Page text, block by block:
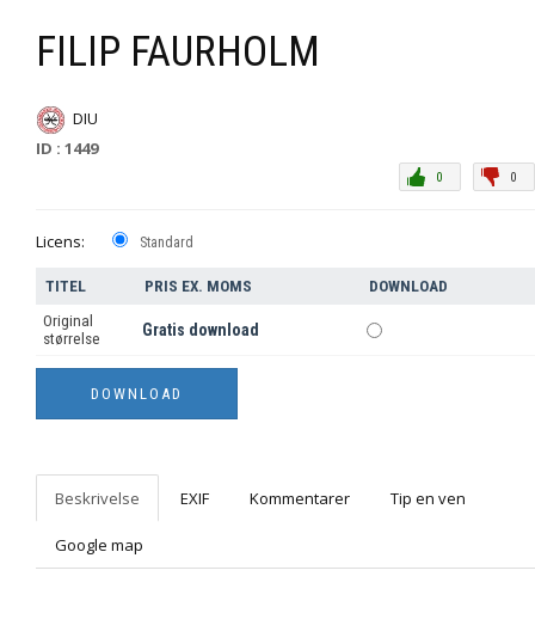
FILIP FAURHOLM
DIU
ID : 1449
0
0
Licens: Standard
TITEL PRIS EX. MOMS
DOWNLOAD
Original
størrelse
Gratis download
Beskrivelse EXIF Kommentarer Tip en ven
Google map